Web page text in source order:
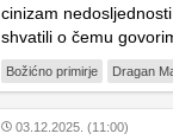
cinizam
shvatili o čemu
Božićno primirje Dragan
03.12.2025. (11:00)